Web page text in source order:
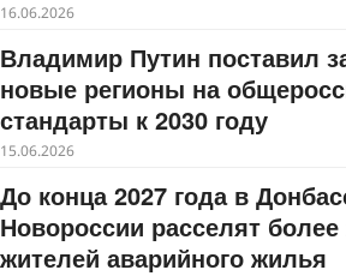
16.06.2026
Владимир Путин поставил
новые регионы на
стандарты к 2030 году
15.06.2026
До конца 2027 года в
Новороссии расселят
жителей аварийного жилья